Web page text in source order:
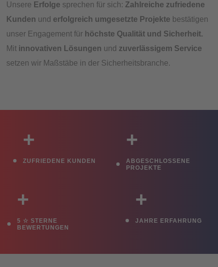
Unsere Erfolge sprechen für sich: Zahlreiche zufriedene
Kunden und erfolgreich umgesetzte Projekte bestätigen
unser Engagement für höchste Qualität und Sicherheit.
Mit innovativen Lösungen und zuverlässigem Service
setzen wir Maßstäbe in der Sicherheitsbranche.
+
ZUFRIEDENE KUNDEN
+
ABGESCHLOSSENE
PROJEKTE
+
5 ☆ STERNE
BEWERTUNGEN
+
JAHRE ERFAHRUNG